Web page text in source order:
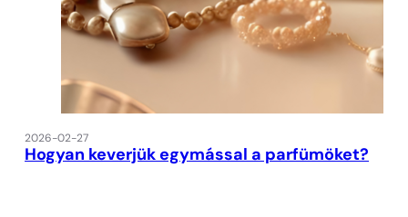
2026-02-27
Hogyan keverjük egymással a parfümöket?